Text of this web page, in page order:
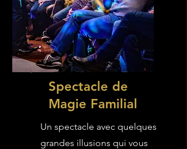
Spectacle de
Magie Familial
Un spectacle avec quelques
grandes illusions qui vous